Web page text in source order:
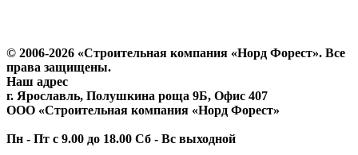
© 2006-2026 «Строительная компания «Норд Форест». Все
права защищены.
Наш адрес
г. Ярославль, Полушкина роща 9Б, Офис 407
ООО «Строительная компания «Норд Форест»
Пн - Пт с 9.00 до 18.00 Сб - Вс выходной